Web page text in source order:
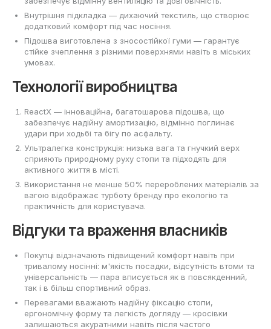
Внутрішня підкладка — дихаючий текстиль, що створює
додатковий комфорт під час носіння.
Підошва виготовлена з зносостійкої гуми — гарантує
стійке зчеплення з різними поверхнями навіть в міських
умовах.
Технології виробництва
ReactX — інноваційна, багатошарова підошва, що
забезпечує надійну амортизацію, відмінно поглинає
удари при ходьбі та бігу по асфальту.
Ультралегка конструкція: низька вага та гнучкий верх
сприяють природному руху стопи та підходять для
активного життя в місті.
Використання не менше 50% перероблених матеріалів за
вагою відображає турботу бренду про екологію та
практичність для користувача.
Відгуки та враження власників
Покупці відзначають підвищений комфорт навіть при
тривалому носінні: м'якість посадки, відсутність втоми та
універсальність — пара вписується як в повсякденний,
так і в більш спортивний образ.
Перевагами вважають надійну фіксацію стопи,
ергономічну форму та легкість догляду — кросівки
залишаються акуратними навіть після частого